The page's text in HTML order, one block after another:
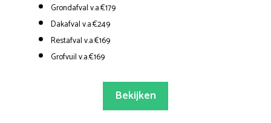
Grondafval v.a.€179
Dakafval v.a.€249
Restafval v.a.€169
Grofvuil v.a.€169
Bekijken